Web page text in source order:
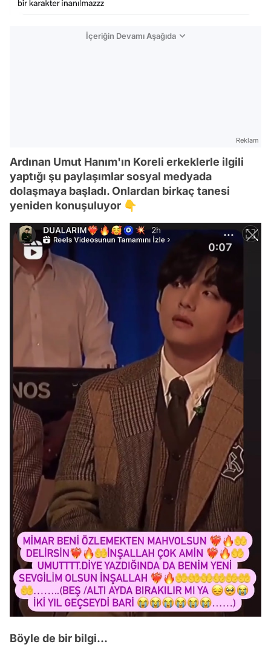
İçeriğin Devamı Aşağıda
Reklam
Ardınan Umut Hanım'ın Koreli erkeklerle ilgili
yaptığı şu paylaşımlar sosyal medyada
dolaşmaya başladı. Onlardan birkaç tanesi
yeniden konuşuluyor 👇
Böyle de bir bilgi...